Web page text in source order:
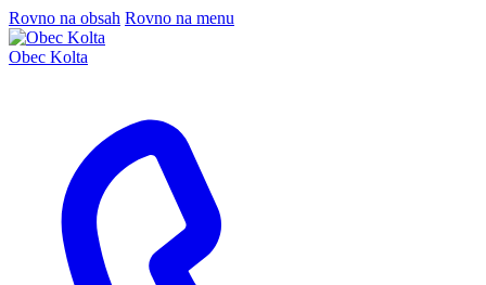
Rovno na obsah Rovno na menu
Obec Kolta